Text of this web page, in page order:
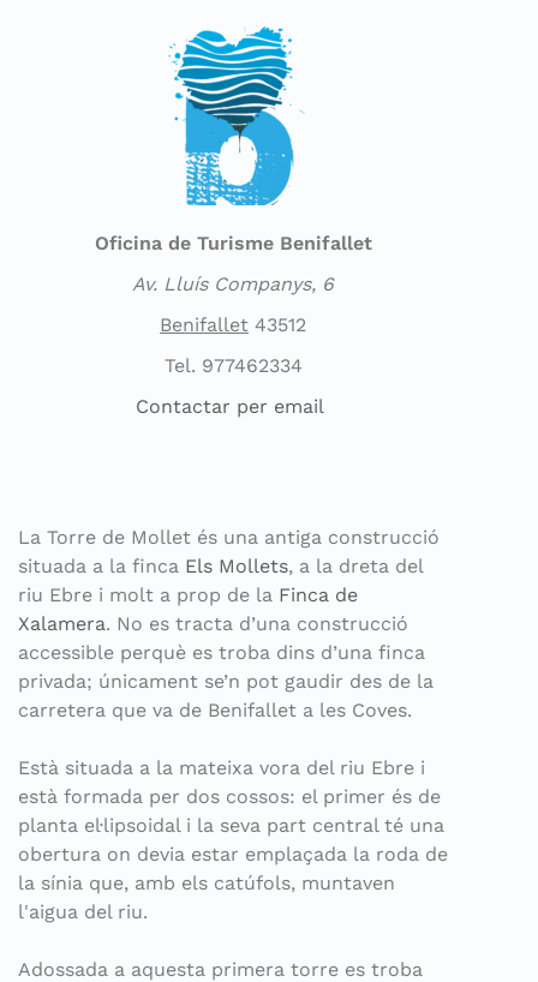
La Torre de Mollet és una antiga construcció
situada a la finca Els Mollets, a la dreta del
riu Ebre i molt a prop de la Finca de
Xalamera. No es tracta d’una construcció
accessible perquè es troba dins d’una finca
privada; únicament se’n pot gaudir des de la
carretera que va de Benifallet a les Coves.
Està situada a la mateixa vora del riu Ebre i
està formada per dos cossos: el primer és de
planta el·lipsoidal i la seva part central té una
obertura on devia estar emplaçada la roda de
la sínia que, amb els catúfols, muntaven
l'aigua del riu.
Adossada a aquesta primera torre es troba
Oficina de Turisme Benifallet
Av. Lluís Companys, 6
Benifallet 43512
Tel. 977462334
Contactar per email